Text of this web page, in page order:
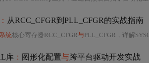
： 从RCC_CFGR到PLL_CFGR的实战指南
统核心寄存器RCC_CFGR与PLL_CFGR，详解SYSCLK
库 ： 图形化配置与跨平台驱动开发实战